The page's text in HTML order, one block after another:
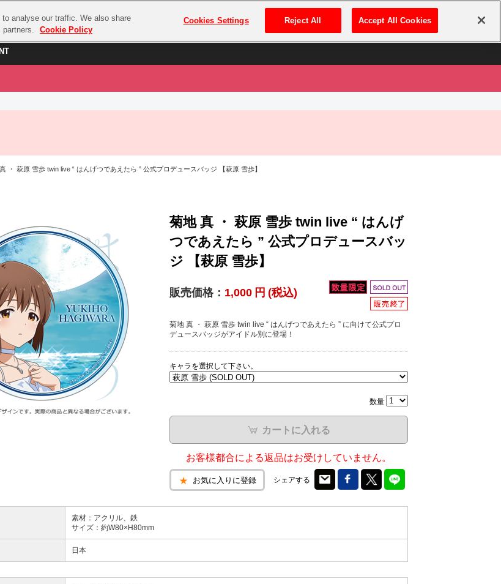
プレミアム会員とは ログイン・新規登録
EVENT
ASOBI STAGEラブライブ！サンシャイン‼
ラブライブ！虹ヶ咲学園スクールアイドル同好会
モフモフパレード
萩原 雪歩 twin live “ はんげつであえたら ” 公式プロデュースバッジ 【萩原 雪歩】
菊地 真 ・ 萩原 雪歩 twin live “ はんげ
つであえたら ” 公式プロデュースバッ
ジ 【萩原 雪歩】
販売価格： 1,000 円 (税込)
菊地 真 ・ 萩原 雪歩 twin live “ はんげつであえたら ” に向けて公式プロ
デュースバッジがアイドル別に登場！
キャラを選択して下さい。
数量
カートに入れる
お客様都合による返品はお受けしていません。
お気に入りに登録 シェアする
素材：アクリル、鉄
サイズ：約W80×H80mm
日本
analyse our traffic. We also share
partners.
Cookie Policy
Cookies Settings Reject All Accept All Cookies